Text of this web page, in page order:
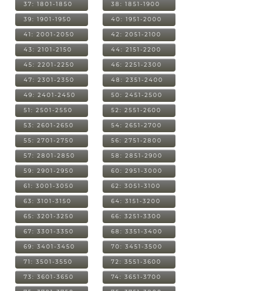
37: 1801-1850 38: 1851-1900
39: 1901-1950 40: 1951-2000
41: 2001-2050 42: 2051-2100
43: 2101-2150 44: 2151-2200
45: 2201-2250 46: 2251-2300
47: 2301-2350 48: 2351-2400
49: 2401-2450 50: 2451-2500
51: 2501-2550 52: 2551-2600
53: 2601-2650 54: 2651-2700
55: 2701-2750 56: 2751-2800
57: 2801-2850 58: 2851-2900
59: 2901-2950 60: 2951-3000
61: 3001-3050 62: 3051-3100
63: 3101-3150 64: 3151-3200
65: 3201-3250 66: 3251-3300
67: 3301-3350 68: 3351-3400
69: 3401-3450 70: 3451-3500
71: 3501-3550 72: 3551-3600
73: 3601-3650 74: 3651-3700